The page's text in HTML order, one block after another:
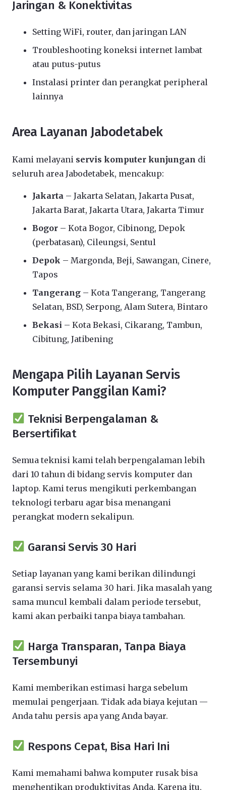
Jaringan & Konektivitas
Setting WiFi, router, dan jaringan LAN
Troubleshooting koneksi internet lambat
atau putus-putus
Instalasi printer dan perangkat peripheral
lainnya
Area Layanan Jabodetabek
Kami melayani servis komputer kunjungan di
seluruh area Jabodetabek, mencakup:
Jakarta – Jakarta Selatan, Jakarta Pusat,
Jakarta Barat, Jakarta Utara, Jakarta Timur
Bogor – Kota Bogor, Cibinong, Depok
(perbatasan), Cileungsi, Sentul
Depok – Margonda, Beji, Sawangan, Cinere,
Tapos
Tangerang – Kota Tangerang, Tangerang
Selatan, BSD, Serpong, Alam Sutera, Bintaro
Bekasi – Kota Bekasi, Cikarang, Tambun,
Cibitung, Jatibening
Mengapa Pilih Layanan Servis
Komputer Panggilan Kami?
Teknisi Berpengalaman &
Bersertifikat
Semua teknisi kami telah berpengalaman lebih
dari 10 tahun di bidang servis komputer dan
laptop. Kami terus mengikuti perkembangan
teknologi terbaru agar bisa menangani
perangkat modern sekalipun.
Garansi Servis 30 Hari
Setiap layanan yang kami berikan dilindungi
garansi servis selama 30 hari. Jika masalah yang
sama muncul kembali dalam periode tersebut,
kami akan perbaiki tanpa biaya tambahan.
Harga Transparan, Tanpa Biaya
Tersembunyi
Kami memberikan estimasi harga sebelum
memulai pengerjaan. Tidak ada biaya kejutan —
Anda tahu persis apa yang Anda bayar.
Respons Cepat, Bisa Hari Ini
Kami memahami bahwa komputer rusak bisa
menghentikan produktivitas Anda. Karena itu,